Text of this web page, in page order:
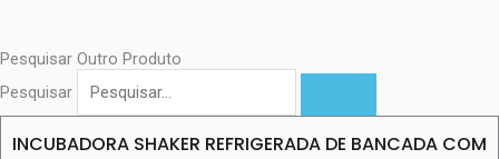
Pesquisar Outro Produto
Pesquisar
INCUBADORA SHAKER REFRIGERADA DE BANCADA COM